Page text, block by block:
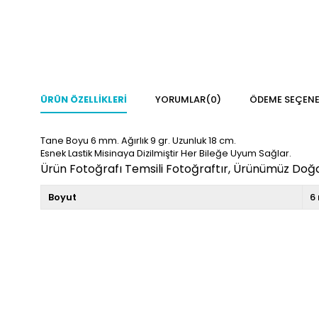
ÜRÜN ÖZELLIKLERI YORUMLAR(0) ÖDEME
Tane Boyu 6 mm. Ağırlık 9 gr. Uzunluk 18 cm.
Esnek Lastik Misinaya Dizilmiştir Her Bileğe Uyum Sağlar.
Ürün Fotoğrafı Temsili Fotoğraftır, Ürünümüz
Boyut 6